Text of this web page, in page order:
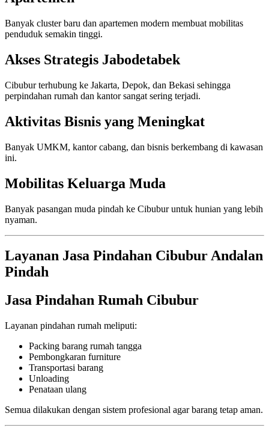
Banyak cluster baru dan apartemen modern membuat mobilitas
penduduk semakin tinggi.
Akses Strategis Jabodetabek
Cibubur terhubung ke Jakarta, Depok, dan Bekasi sehingga
perpindahan rumah dan kantor sangat sering terjadi.
Aktivitas Bisnis yang Meningkat
Banyak UMKM, kantor cabang, dan bisnis berkembang di kawasan
ini.
Mobilitas Keluarga Muda
Banyak pasangan muda pindah ke Cibubur untuk hunian yang lebih
nyaman.
Layanan Jasa Pindahan Cibubur Andalan
Pindah
Jasa Pindahan Rumah Cibubur
Layanan pindahan rumah meliputi:
Packing barang rumah tangga
Pembongkaran furniture
Transportasi barang
Unloading
Penataan ulang
Semua dilakukan dengan sistem profesional agar barang tetap aman.